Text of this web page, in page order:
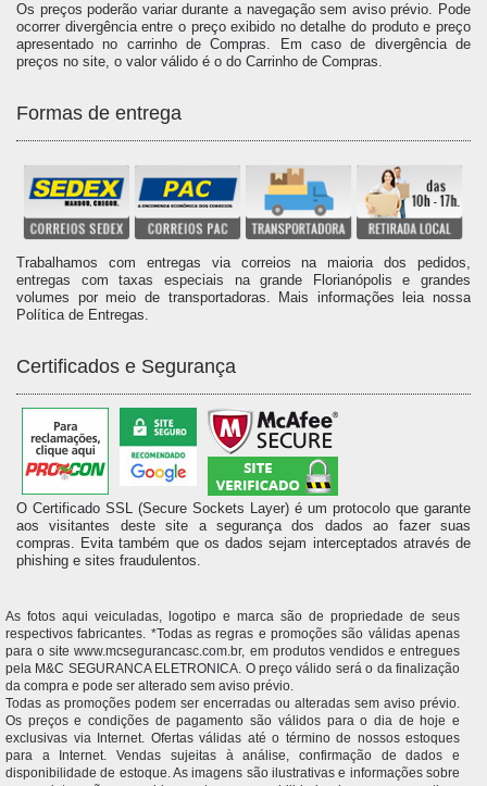
Os preços poderão variar durante a navegação sem aviso prévio. Pode
ocorrer divergência entre o preço exibido no detalhe do produto e preço
apresentado no carrinho de Compras. Em caso de divergência de
preços no site, o valor válido é o do Carrinho de Compras.
Formas de entrega
Trabalhamos com entregas via correios na maioria dos pedidos,
entregas com taxas especiais na grande Florianópolis e grandes
volumes por meio de transportadoras. Mais informações leia nossa
Política de Entregas.
Certificados e Segurança
O Certificado SSL (Secure Sockets Layer) é um protocolo que garante
aos visitantes deste site a segurança dos dados ao fazer suas
compras. Evita também que os dados sejam interceptados através de
phishing e sites fraudulentos.
As fotos aqui veiculadas, logotipo e marca são de propriedade de seus
respectivos fabricantes. *Todas as regras e promoções são válidas apenas
para o site www.mcsegurancasc.com.br, em produtos vendidos e entregues
pela M&C SEGURANCA ELETRONICA. O preço válido será o da finalização
da compra e pode ser alterado sem aviso prévio.
Todas as promoções podem ser encerradas ou alteradas sem aviso prévio.
Os preços e condições de pagamento são válidos para o dia de hoje e
exclusivas via Internet. Ofertas válidas até o término de nossos estoques
para a Internet. Vendas sujeitas à análise, confirmação de dados e
disponibilidade de estoque. As imagens são ilustrativas e informações sobre